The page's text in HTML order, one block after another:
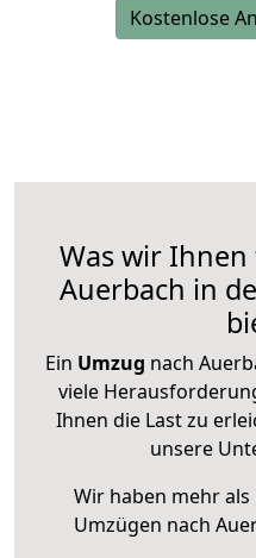
Kostenlose
Was wir
Auerbach in
Ein Umzug nach
viele
Ihnen die Last zu
unsere
Wir haben mehr
Umzügen nach